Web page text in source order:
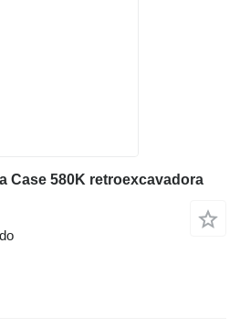
Case 580K retroexcavadora